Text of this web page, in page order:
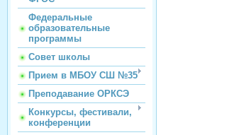
Федеральные
образовательные
программы
Совет школы
Прием в МБОУ СШ №35
Преподавание ОРКСЭ
Конкурсы, фестивали,
конференции